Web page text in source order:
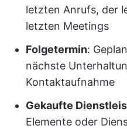
letzten Anrufs, der
letzten Meetings
Folgetermin:
nächste
Kontaktaufnahme
Gekaufte
Elemente oder